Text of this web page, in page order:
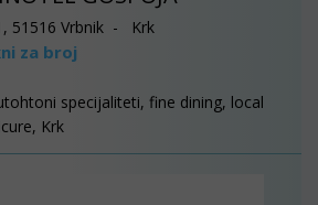
51516 Vrbnik - Krk
za broj
specijaliteti, fine dining, local
Krk